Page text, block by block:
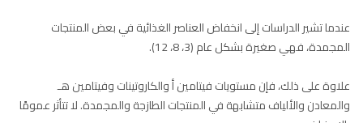
عندما تشير الدراسات إلى انخفاض العناصر الغذائية في بعض المنتجات
المجمدة، فهي صغيرة بشكل عام (3، 8، 12).
علاوة على ذلك، فإن مستويات فيتامين أ والكاروتينات وفيتامين هـ
والمعادن والألياف متشابهة في المنتجات الطازجة والمجمدة. لا تتأثر عمومًا